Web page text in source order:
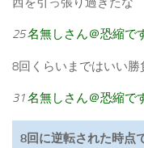
25名無しさん＠恐縮で
8回くらいまではいい
31名無しさん＠恐縮で
8回に逆転された時点